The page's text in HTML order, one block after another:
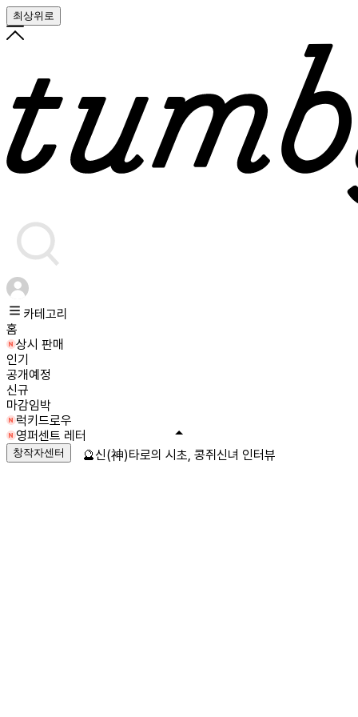
최상위로
카테고리
홈
상시 판매
인기
공개예정
신규
마감임박
럭키드로우
영퍼센트 레터
창작자센터 🔮신(神)타로의 시초, 콩쥐신녀 인터뷰